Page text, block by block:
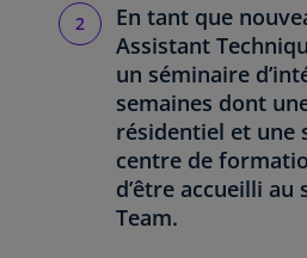
En tant que
Assistant
un séminaire
semaines dont
résidentiel et une
centre de
d’être accueilli au
Team.